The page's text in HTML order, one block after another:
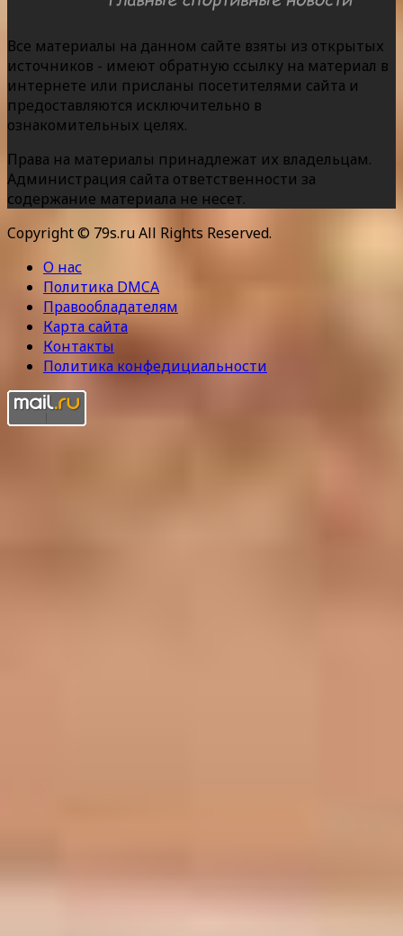
Все материалы на данном сайте взяты из открытых
источников - имеют обратную ссылку на материал в
интернете или присланы посетителями сайта и
предоставляются исключительно в
ознакомительных целях.
Права на материалы принадлежат их владельцам.
Администрация сайта ответственности за
содержание материала не несет.
Copyright © 79s.ru All Rights Reserved.
О нас
Политика DMCA
Правообладателям
Карта сайта
Контакты
Политика конфедициальности